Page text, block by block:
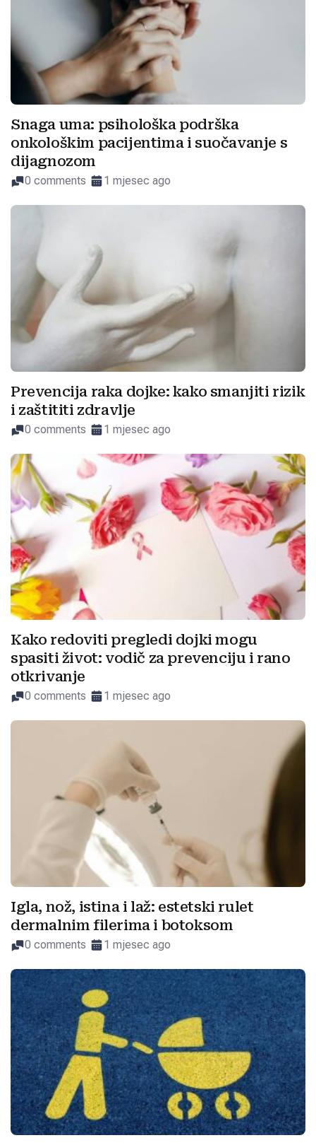
Snaga uma: psihološka podrška
onkološkim pacijentima i suočavanje s
dijagnozom
0 comments 1 mjesec ago
Prevencija raka dojke: kako smanjiti rizik
i zaštititi zdravlje
0 comments 1 mjesec ago
Kako redoviti pregledi dojki mogu
spasiti život: vodič za prevenciju i rano
otkrivanje
0 comments 1 mjesec ago
Igla, nož, istina i laž: estetski rulet
dermalnim filerima i botoksom
0 comments 1 mjesec ago